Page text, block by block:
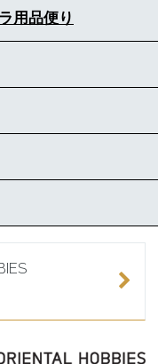
用品便り